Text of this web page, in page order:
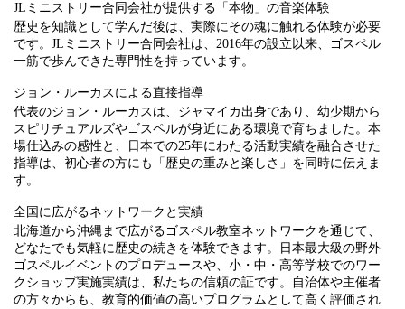
JLミニストリー合同会社が提供する「本物」の音楽体験
歴史を知識として学んだ後は、実際にその魂に触れる体験が必要
です。JLミニストリー合同会社は、2016年の設立以来、ゴスペル
一筋で歩んできた専門性を持っています。
ジョン・ルーカスによる直接指導
代表のジョン・ルーカスは、ジャマイカ出身であり、幼少期から
スピリチュアルズやゴスペルが身近にある環境で育ちました。本
場仕込みの感性と、日本での25年にわたる活動実績を融合させた
指導は、初心者の方にも「歴史の重みと楽しさ」を同時に伝えま
す。
全国に広がるネットワークと実績
北海道から沖縄まで広がるゴスペル教室ネットワークを通じて、
どなたでも気軽に歴史の続きを体験できます。日本最大級の野外
ゴスペルイベントのプロデュースや、小・中・高等学校でのワー
クショップ実施実績は、私たちの信頼の証です。自治体や主催者
の方々からも、教育的価値の高いプログラムとして高く評価され